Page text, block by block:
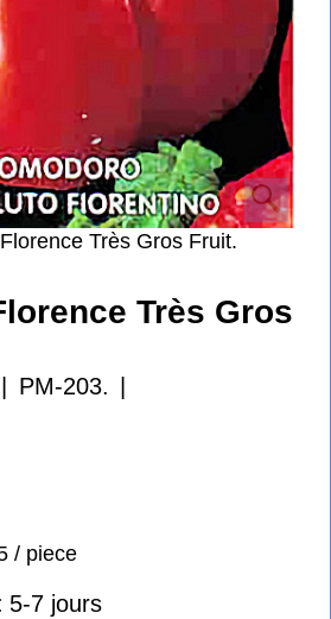
Très Gros Fruit.
Très Gros
PM-203.
/ piece
5-7 jours